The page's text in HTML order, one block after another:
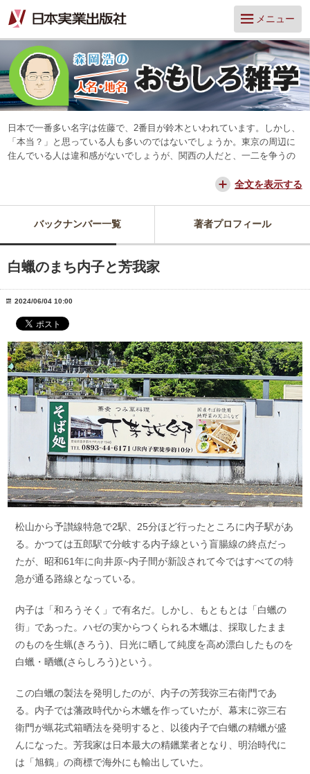
メニュー
日本で一番多い名字は佐藤で、2番目が鈴木といわれています。しかし、
「本当？」と思っている人も多いのではないでしょうか。東京の周辺に
住んでいる人は違和感がないでしょうが、関西の人だと、一二を争うの
交通が便利になって、東京からだと、離島や山中を除いてほとんどの所
思っています。
全文を表示する
バックナンバー一覧 著者プロフィール
白蠟のまち内子と芳我家
2024/06/04 10:00
松山から予讃線特急で2駅、25分ほど行ったところに内子駅があ
る。かつては五郎駅で分岐する内子線という盲腸線の終点だっ
たが、昭和61年に向井原~内子間が新設されて今ではすべての特
急が通る路線となっている。
内子は「和ろうそく」で有名だ。しかし、もともとは「白蠟の
街」であった。ハゼの実からつくられる木蠟は、採取したまま
のものを生蝋(きろう)、日光に晒して純度を高め漂白したものを
白蠟・晒蠟(さらしろう)という。
この白蠟の製法を発明したのが、内子の芳我弥三右衛門であ
る。内子では藩政時代から木蠟を作っていたが、幕末に弥三右
衛門が蝋花式箱晒法を発明すると、以後内子で白蠟の精蠟が盛
んになった。芳我家は日本最大の精鑞業者となり、明治時代に
は「旭鶴」の商標で海外にも輸出していた。